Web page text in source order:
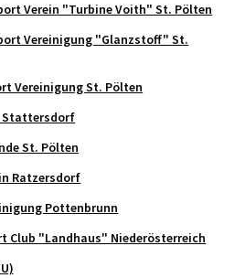
Verein "Turbine Voith" St. Pölten
Vereinigung "Glanzstoff" St.
Vereinigung St. Pölten
Stattersdorf
St. Pölten
Ratzersdorf
Pottenbrunn
Club "Landhaus" Niederösterreich